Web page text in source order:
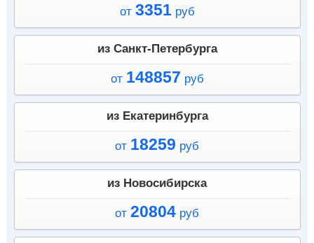
от 3351 руб
из Санкт-Петербурга
от 148857 руб
из Екатеринбурга
от 18259 руб
из Новосибирска
от20804 руб